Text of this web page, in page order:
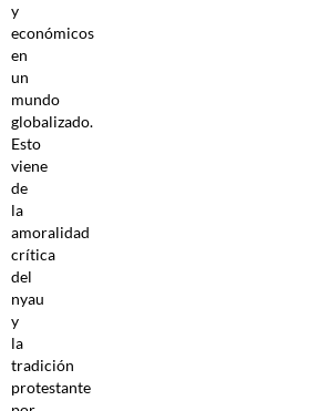
y
económicos
en
un
mundo
globalizado.
Esto
viene
de
la
amoralidad
crítica
del
nyau
y
la
tradición
protestante